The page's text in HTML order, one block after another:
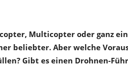
Multicopter oder ganz
beliebter. Aber welche
Gibt es einen Drohnen-